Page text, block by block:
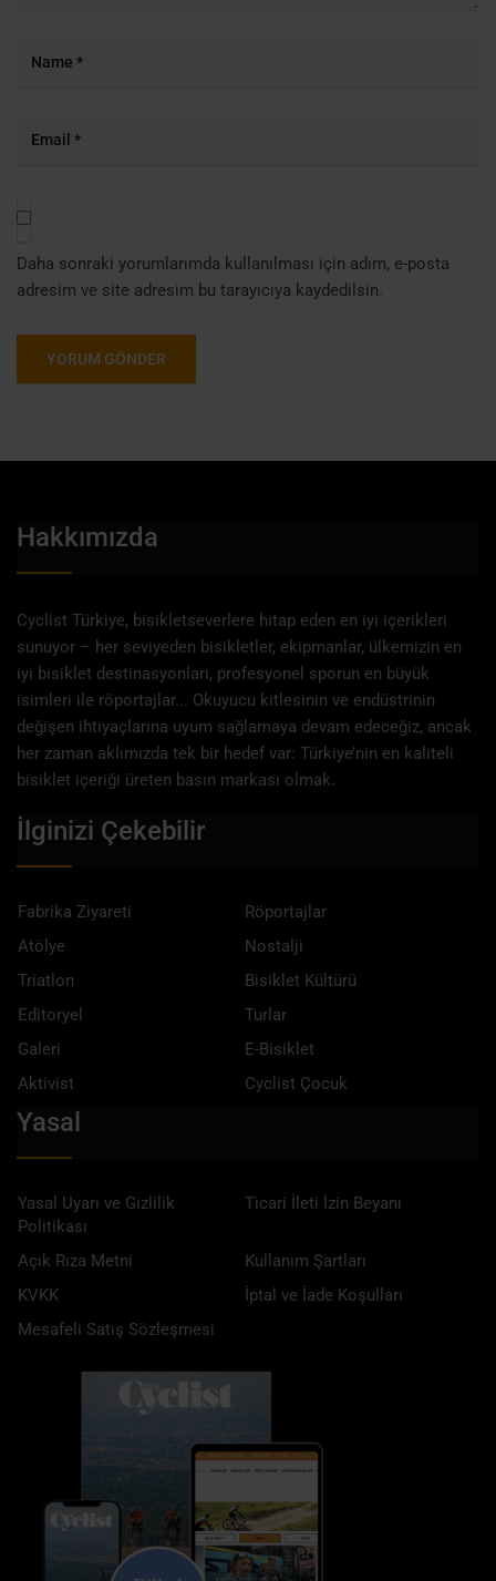
Daha sonraki yorumlarımda kullanılması için adım, e-posta
adresim ve site adresim bu tarayıcıya kaydedilsin.
Hakkımızda
Cyclist Türkiye, bisikletseverlere hitap eden en iyi içerikleri
sunuyor – her seviyeden bisikletler, ekipmanlar, ülkemizin en
iyi bisiklet destinasyonları, profesyonel sporun en büyük
isimleri ile röportajlar... Okuyucu kitlesinin ve endüstrinin
değişen ihtiyaçlarına uyum sağlamaya devam edeceğiz, ancak
her zaman aklımızda tek bir hedef var: Türkiye’nin en kaliteli
bisiklet içeriği üreten basın markası olmak.
İlginizi Çekebilir
Fabrika Ziyareti
Röportajlar
Atölye
Nostalji
Triatlon
Bisiklet Kültürü
Editoryel
Turlar
Galeri
E-Bisiklet
Aktivist
Cyclist Çocuk
Yasal
Yasal Uyarı ve Gizlilik
Politikası
Ticari İleti İzin Beyanı
Açık Rıza Metni
Kullanım Şartları
KVKK
İptal ve İade Koşulları
Mesafeli Satış Sözleşmesi